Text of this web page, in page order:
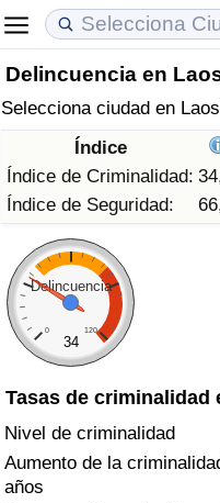
Delincuencia en
Selecciona ciudad en
Índice
Índice de Criminalidad:
Índice de Seguridad:
Delincuencia
0 120
34
Tasas de criminalidad
Nivel de criminalidad
Aumento de la
años
Coste de vida
Índice de Costo de Vida
Índice de Costo de Vida
Índice de costo de vida
en aqaba
Precios de las
Índice de Precios de
Índice de Precios de
Índice de Precios de
Calidad de Vida
Índice de Calidad de
Índice de Calidad de
Índice de calidad de
Delincuencia
Calificación del Índice
(Actual)
Índice de Criminalidad